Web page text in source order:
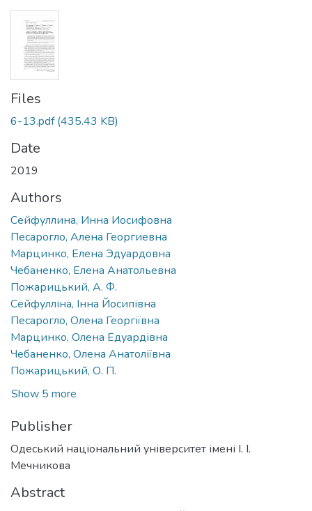
Files
6-13.pdf(435.43 KB)
Date
2019
Authors
Сейфуллина, Инна Иосифовна
Песарогло, Алена Георгиевна
Марцинко, Елена Эдуардовна
Чебаненко, Елена Анатольевна
Пожарицький, А. Ф.
Сейфулліна, Інна Йосипівна
Песарогло, Олена Георгіївна
Марцинко, Олена Едуардівна
Чебаненко, Олена Анатоліївна
Пожарицький, О. П.
Show 5 more
Publisher
Одеський національний університет імені І. І.
Мечникова
Abstract